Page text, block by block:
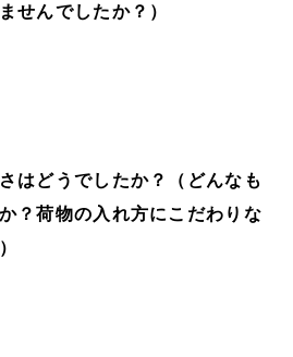
せんでしたか？）
はどうでしたか？（どんなも
？荷物の入れ方にこだわりな